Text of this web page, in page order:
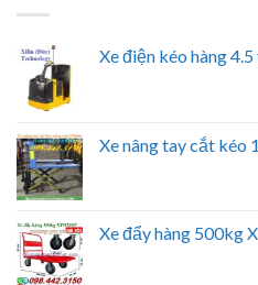
Xe điện kéo hàng
Xe nâng tay cắt kéo
Xe đẩy hàng 500kg